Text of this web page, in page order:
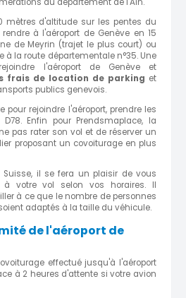
du département de l'Ain.
mètres d'altitude sur les pentes du
à l'aéroport de Genève en 15
de Meyrin (trajet le plus court) ou
à la route départementale n°35. Une
l'aéroport de Genève et
frais de location de parking et
publics genevois.
pour rejoindre l'aéroport, prendre les
Enfin pour Prendsmaplace, la
pas rater son vol et de réserver un
proposant un covoiturage en plus
il se fera un plaisir de vous
à votre vol selon vos horaires. Il
à ce que le nombre de personnes
adaptés à la taille du véhicule.
de l'aéroport de
effectué jusqu'à l'aéroport
à 2 heures d'attente si votre avion